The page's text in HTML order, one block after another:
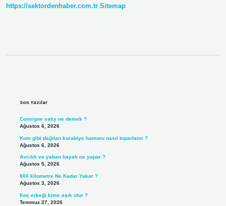
https://sektordenhaber.com.tr Sitemap
Son Yazılar
Consigne satış ne demek ?
Ağustos 6, 2026
Kum gibi dağılan kurabiye hamuru nasıl toparlanır ?
Ağustos 6, 2026
Avcılık ve yaban hayatı ne yapar ?
Ağustos 5, 2026
800 kilometre Ne Kadar Yakar ?
Ağustos 3, 2026
Koç erkeği kime aşık olur ?
Temmuz 27, 2026